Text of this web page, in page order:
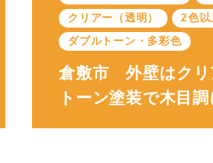
クリアー（透明）
2色以
ダブルトーン・多彩色
倉敷市 外壁はクリ
トーン塗装で木目調